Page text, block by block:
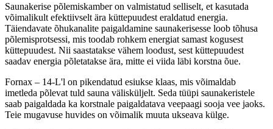
Saunakerise põlemiskamber on valmistatud selliselt, et kasutada
võimalikult efektiivselt ära küttepuudest eraldatud energia.
Täiendavate õhukanalite paigaldamine saunakerisesse loob tõhusa
põlemisprotsessi, mis toodab rohkem energiat samast kogusest
küttepuudest. Nii saastatakse vähem loodust, sest küttepuudest
saadav energia põletatakse ära, mitte ei viida läbi korstna õue.
Fornax – 14-L'l on pikendatud esiukse klaas, mis võimaldab
imetleda põlevat tuld sauna välisküljelt. Seda tüüpi saunakeristele
saab paigaldada ka korstnale paigaldatava veepaagi sooja vee jaoks.
Teie mugavuse huvides on võimalik muuta ukseava külge.